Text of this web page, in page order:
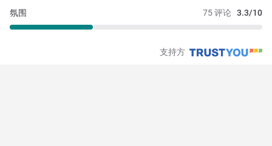
75 评论 3.3/10
氛围
支持方